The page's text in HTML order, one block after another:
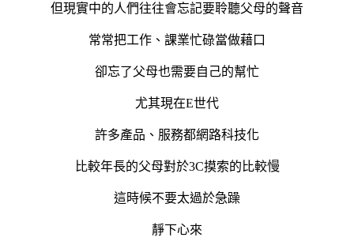
但現實中的人們往往會忘記要聆聽父母的聲音
常常把工作、課業忙碌當做藉口
卻忘了父母也需要自己的幫忙
尤其現在E世代
許多產品、服務都網路科技化
比較年長的父母對於3C摸索的比較慢
這時候不要太過於急躁
靜下心來